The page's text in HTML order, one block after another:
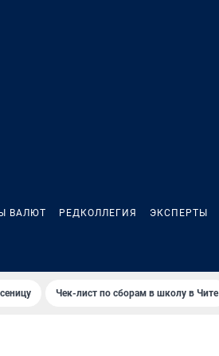
ВАЛЮТ РЕДКОЛЛЕГИЯ ЭКСПЕРТЫ
Чек-лист по сборам в школу в Чите